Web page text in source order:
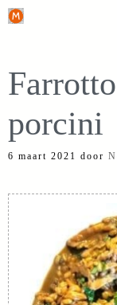
Ga
inhoud
porcini
6 maart 2021 door